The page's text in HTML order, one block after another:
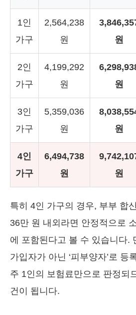
1인
가구
2,564,238
원
원
2인
가구
4,199,292
원
원
3인
가구
5,359,036
원
원
4인
가구
6,494,738
원
원
특히 4인 가구의 경우, 부부 합
36만 원 내외라면 안정적으로
에 포함된다고 볼 수 있습니다.
가입자가 아닌 ‘피부양자’로 등
주 1인의 보험료만으로 판정되
건이 됩니다.